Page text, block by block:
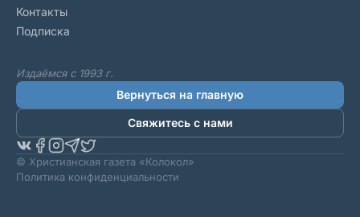
Контакты
Подписка
Издаёмся с 1993 г.
Вернуться на главную
Свяжитесь с нами
© Христианская газета «Колокол»
Политика конфиденциальности